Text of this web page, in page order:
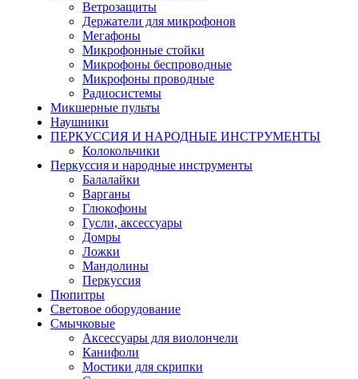
Ветрозащиты
Держатели для микрофонов
Мегафоны
Микрофонные стойки
Микрофоны беспроводные
Микрофоны проводные
Радиосистемы
Микшерные пульты
Наушники
ПЕРКУССИЯ И НАРОДНЫЕ ИНСТРУМЕНТЫ
Колокольчики
Перкуссия и народные инструменты
Балалайки
Варганы
Глюкофоны
Гусли, аксессуары
Домры
Ложки
Мандолины
Перкуссия
Пюпитры
Световое оборудование
Смычковые
Аксессуары для виолончели
Канифоли
Мостики для скрипки